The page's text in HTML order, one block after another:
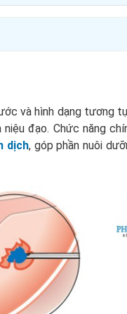
và hình dạng tương
đạo. Chức năng
dịch, góp phần nuôi